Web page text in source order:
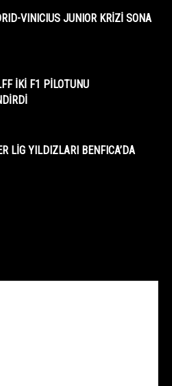
VINICIUS JUNIOR KRİZİ SONA
İKİ F1 PİLOTUNU
LİG YILDIZLARI BENFICA’DA